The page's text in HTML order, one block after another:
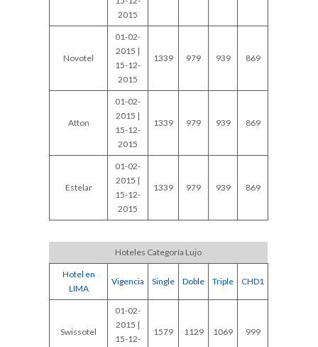
2015
Novotel
01-02-
2015 |
15-12-
2015
1339 979 939 869
Atton
01-02-
2015 |
15-12-
2015
1339 979 939 869
Estelar
01-02-
2015 |
15-12-
2015
1339 979 939 869
Hoteles Categoría Lujo
Hotel en
LIMA
Vigencia Single Doble Triple CHD1
Swissotel
01-02-
2015 |
15-12-
1579 1129 1069 999